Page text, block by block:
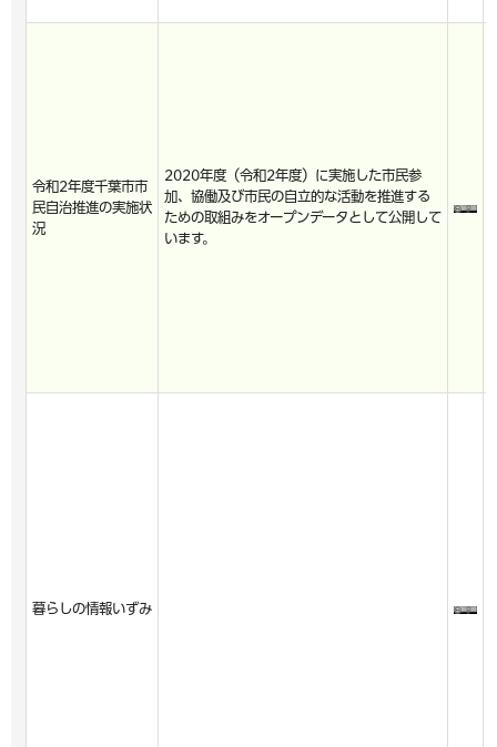
令和2年度千葉市市
民自治推進の実施状
況
2020年度（令和2年度）に実施した市民参
加、協働及び市民の自立的な活動を推進する
ための取組みをオープンデータとして公開して
います。
暮らしの情報いずみ